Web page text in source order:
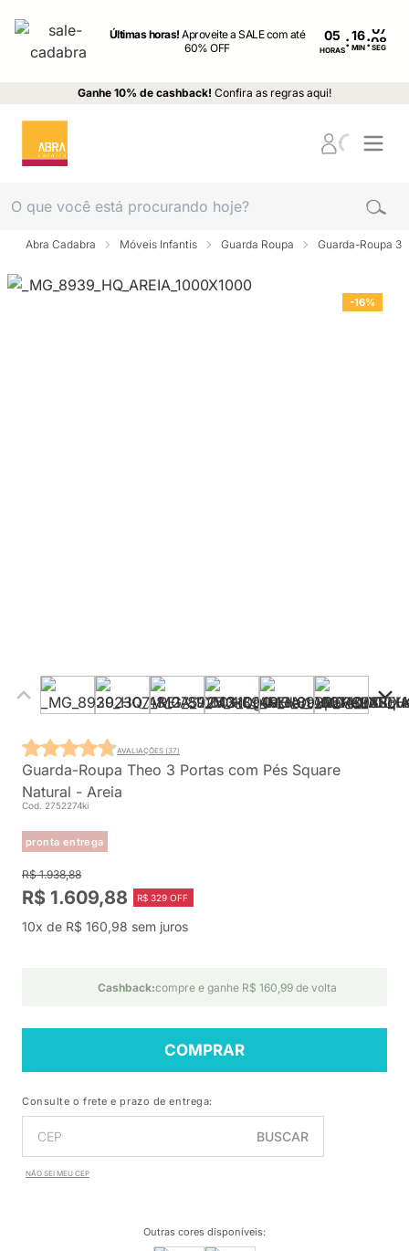
Últimas horas!Aproveite a SALE com até
60% OFF
05
HORAS: MIN : SEG
Ganhe 10% de cashback! Confira as regras aqui!
Abra Cadabra Móveis Infantis Guarda Roupa Guarda-Roupa 3
-16%
Guarda-Roupa Theo 3 Portas com Pés Square
Natural - Areia
Cod. 2752274ki
pronta entrega
AVALIAÇÕES (37)
R$ 1.938,88
R$ 1.609,88 R$ 329 OFF
10x de R$ 160,98 sem juros
Cashback:compre e ganhe R$ 160,99 de volta
COMPRAR
Consulte o frete e prazo de entrega:
BUSCAR
NÃO SEI MEU CEP
Outras cores disponíveis: